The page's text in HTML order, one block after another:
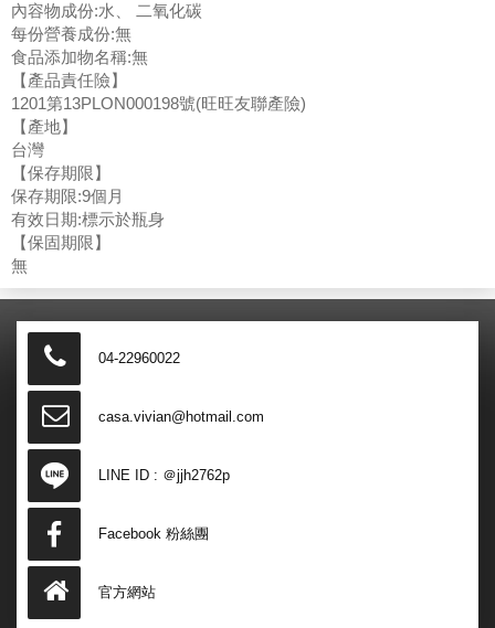
內容物成份:水、 二氧化碳
每份營養成份:無
食品添加物名稱:無
【產品責任險】
1201第13PLON000198號(旺旺友聯產險)
【產地】
台灣
【保存期限】
保存期限:9個月
有效日期:標示於瓶身
【保固期限】
無
04-22960022
casa.vivian@hotmail.com
LINE ID : ＠jjh2762p
Facebook 粉絲團
官方網站